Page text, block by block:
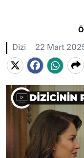
Dizi 22 Mart